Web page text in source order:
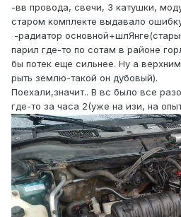
-вв провода, свечи, 3 катушки,
старом комплекте выдавало
-радиатор
парил где-то по сотам в районе
бы потек еще сильнее. Ну а
рыть землю-такой он дубовый).
Поехали,значит.. В вс было все
где-то за часа 2(уже на изи, на